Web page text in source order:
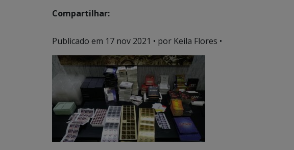
Compartilhar:
Publicado em 17 nov 2021 • por Keila Flores •